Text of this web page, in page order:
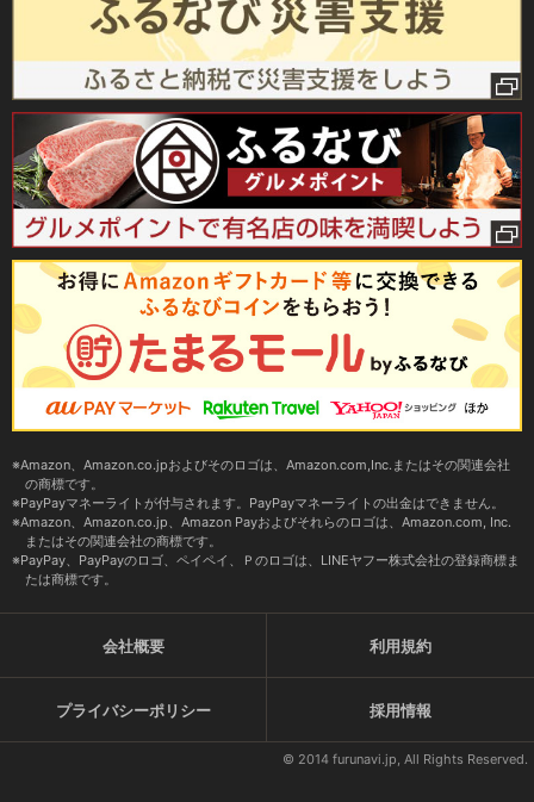
Amazon、Amazon.co.jpおよびそのロゴは、Amazon.com,Inc.またはその関連会社
の商標です。
PayPayマネーライトが付与されます。PayPayマネーライトの出金はできません。
Amazon、Amazon.co.jp、Amazon Payおよびそれらのロゴは、Amazon.com, Inc.
またはその関連会社の商標です。
PayPay、PayPayのロゴ、ペイペイ、Ｐのロゴは、LINEヤフー株式会社の登録商標ま
たは商標です。
会社概要 利用規約
プライバシーポリシー 採用情報
© 2014 furunavi.jp, All Rights Reserved.